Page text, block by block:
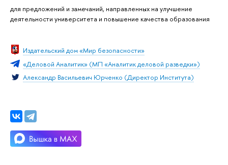
для предложений и замечаний, направленных на улучшение
деятельности университета и повышение качества образования
Издательский дом «Мир безопасности»
«Деловой Аналитик» (МП «Аналитик деловой разведки»)
Александр Васильевич Юрченко (Директор Института)